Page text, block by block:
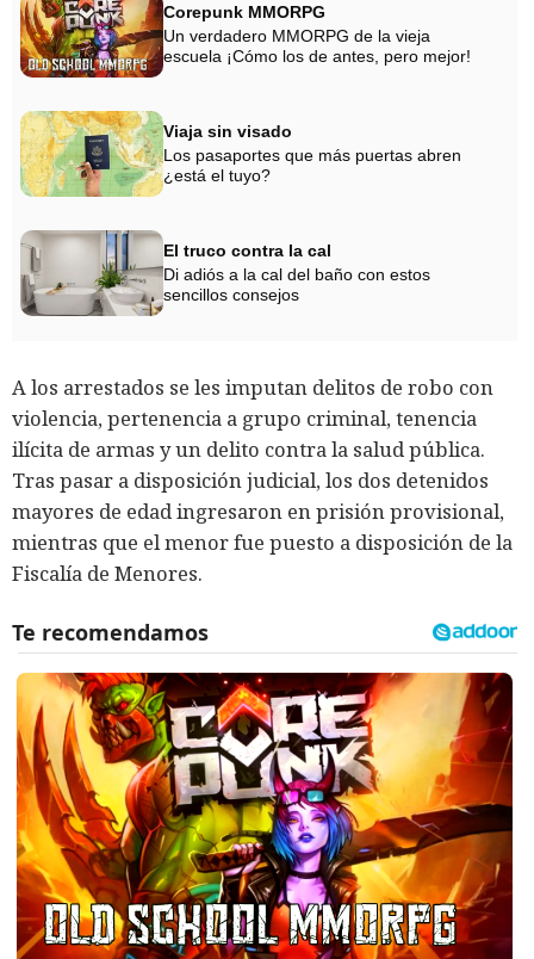
Corepunk MMORPG
Un verdadero MMORPG de la vieja
escuela ¡Cómo los de antes, pero mejor!
Viaja sin visado
Los pasaportes que más puertas abren
¿está el tuyo?
El truco contra la cal
Di adiós a la cal del baño con estos
sencillos consejos
A los arrestados se les imputan delitos de robo con
violencia, pertenencia a grupo criminal, tenencia
ilícita de armas y un delito contra la salud pública.
Tras pasar a disposición judicial, los dos detenidos
mayores de edad ingresaron en prisión provisional,
mientras que el menor fue puesto a disposición de la
Fiscalía de Menores.